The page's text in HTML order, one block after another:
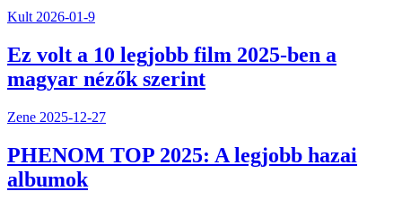
Kult 2026-01-9
Ez volt a 10 legjobb film 2025-ben a
magyar nézők szerint
Zene 2025-12-27
PHENOM TOP 2025: A legjobb hazai
albumok